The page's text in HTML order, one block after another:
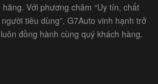
Với phương châm “Uy tín, chất
tiêu dùng”, G7Auto vinh hạnh trở
đồng hành cùng quý khách hàng.